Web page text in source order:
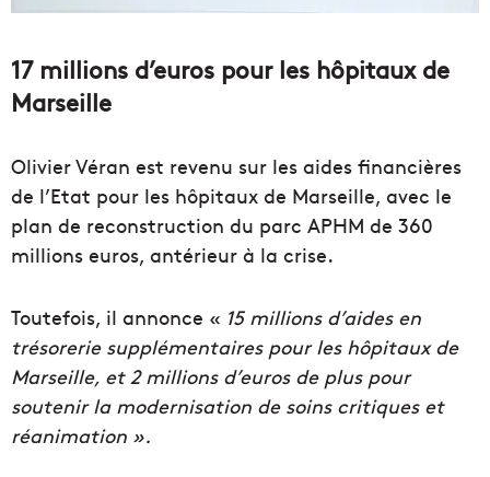
17 millions d’euros pour les hôpitaux de
Marseille
Olivier Véran est revenu sur les aides financières
de l’Etat pour les hôpitaux de Marseille, avec le
plan de reconstruction du parc APHM de 360
millions euros, antérieur à la crise.
Toutefois, il annonce « 15 millions d’aides en
trésorerie supplémentaires pour les hôpitaux de
Marseille, et 2 millions d’euros de plus pour
soutenir la modernisation de soins critiques et
réanimation ».